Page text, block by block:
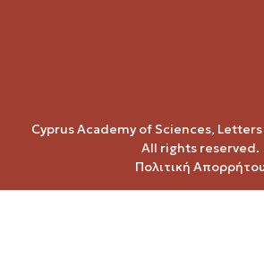
Cyprus Academy of Sciences,
All rights reserved.
Πολιτική